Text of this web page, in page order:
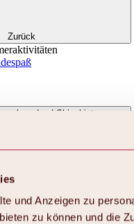
und Anzeigen zu
zu können und die
Zurück
| Skigebiete